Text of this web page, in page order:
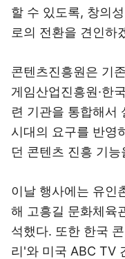
할 수 있도록, 창의
로의 전환을 견인하
콘텐츠진흥원은 기
게임산업진흥원·한
련 기관을 통합해서
시대의 요구를 반영
던 콘텐츠 진흥 기
이날 행사에는 유인
해 고흥길 문화체육
석했다. 또한 한국
리'와 미국 ABC TV